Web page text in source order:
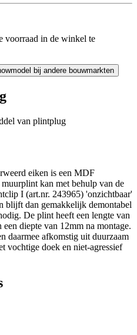
voorraad in de winkel te
bij andere bouwmarkten
van plintplug
eiken is een MDF
kan met behulp van de
I (art.nr. 243965) 'onzichtbaar'
blijft dan gemakkelijk demontabel
De plint heeft een lengte van
diepte van 12mm na montage.
daarmee afkomstig uit duurzaam
vochtige doek en niet-agressief